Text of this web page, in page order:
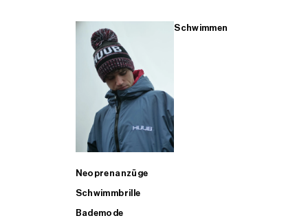
Schwimmen
Neoprenanzüge
Schwimmbrille
Bademode